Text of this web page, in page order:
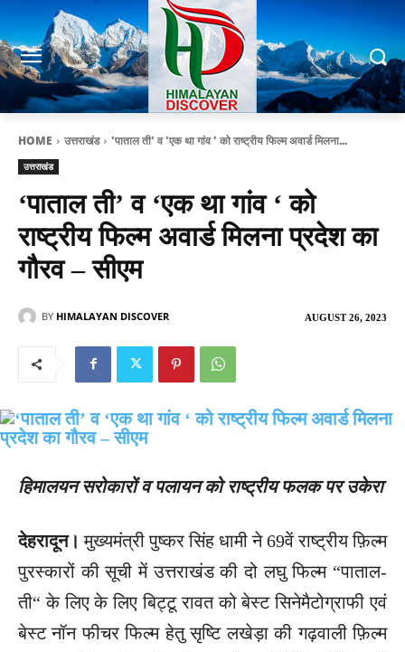
HOME उत्तराखंड 'पाताल ती' व 'एक था गांव ' को राष्ट्रीय फिल्म अवार्ड मिलना...
उत्तराखंड
‘पाताल ती’ व ‘एक था गांव ‘ को
राष्ट्रीय फिल्म अवार्ड मिलना प्रदेश का
गौरव – सीएम
AUGUST 26, 2023
BY HIMALAYAN DISCOVER
हिमालयन सरोकारों व पलायन को राष्ट्रीय फलक पर उकेरा
देहरादून। मुख्यमंत्री पुष्कर सिंह धामी ने 69वें राष्ट्रीय फ़िल्म
पुरस्कारों की सूची में उत्तराखंड की दो लघु फिल्म “पाताल-
ती“ के लिए के लिए बिट्टू रावत को बेस्ट सिनेमैटोग्राफी एवं
बेस्ट नॉन फीचर फिल्म हेतु सृष्टि लखेड़ा की गढ़वाली फ़िल्म